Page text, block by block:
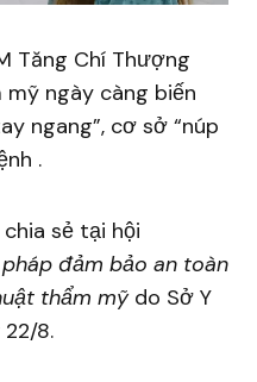
Tăng Chí Thượng
ngày càng biến
ngang”, cơ sở “núp
.
sẻ tại hội
đảm bảo an toàn
thẩm mỹdo Sở Y
8.